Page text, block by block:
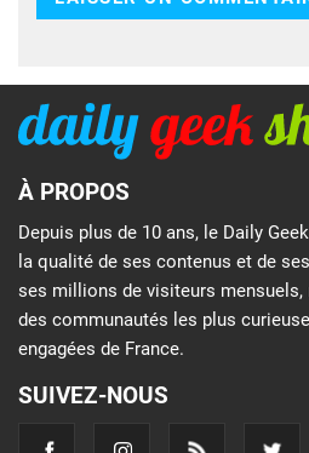
À PROPOS
Depuis plus de 10 ans, le Daily
la qualité de ses contenus et de
ses millions de visiteurs mensuels,
des communautés les plus
engagées de France.
SUIVEZ-NOUS